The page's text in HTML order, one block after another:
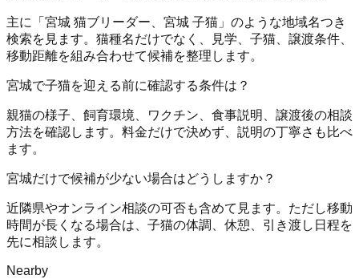
主に「宮城 猫ブリーダー、宮城 子猫」のような地域名つき
検索を見ます。猫種名だけでなく、見学、子猫、譲渡条件、
移動距離を組み合わせて候補を整理します。
宮城で子猫を迎える前に確認する条件は？
親猫の様子、飼育環境、ワクチン、食事説明、譲渡後の相談
方法を確認します。料金だけで決めず、説明の丁寧さも比べ
ます。
宮城だけで候補が少ない場合はどうしますか？
近隣県やオンライン相談の可否も含めて見ます。ただし移動
時間が長くなる場合は、子猫の体調、休憩、引き渡し日程を
先に相談します。
Nearby